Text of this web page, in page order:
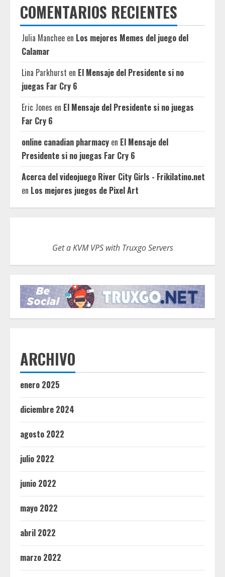
COMENTARIOS RECIENTES
Julia Manchee en Los mejores Memes del juego del
Calamar
Lina Parkhurst en El Mensaje del Presidente si no
juegas Far Cry 6
Eric Jones en El Mensaje del Presidente si no juegas
Far Cry 6
online canadian pharmacy en El Mensaje del
Presidente si no juegas Far Cry 6
Acerca del videojuego River City Girls - Frikilatino.net
en Los mejores juegos de Pixel Art
Get a KVM VPS with Truxgo Servers
ARCHIVO
enero 2025
diciembre 2024
agosto 2022
julio 2022
junio 2022
mayo 2022
abril 2022
marzo 2022